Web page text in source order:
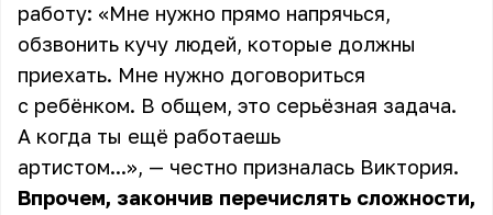
работу: «Мне нужно прямо напрячься,
обзвонить кучу людей, которые должны
приехать. Мне нужно договориться
с ребёнком. В общем, это серьёзная задача.
А когда ты ещё работаешь
артистом...», — честно призналась Виктория.
Впрочем, закончив перечислять сложности,